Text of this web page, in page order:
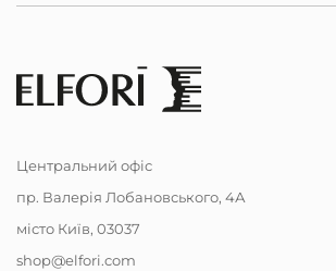
Центральний офіс
пр. Валерія Лобановського, 4А
місто Київ, 03037
shop@elfori.com